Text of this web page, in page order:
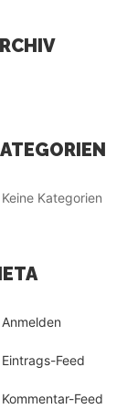
Keine Kategorien
Anmelden
Eintrags-Feed
Kommentar-Feed